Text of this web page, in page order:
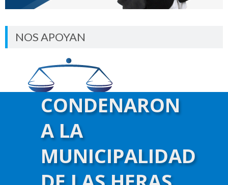
NOS APOYAN
CONDENARON
A LA
MUNICIPALIDAD